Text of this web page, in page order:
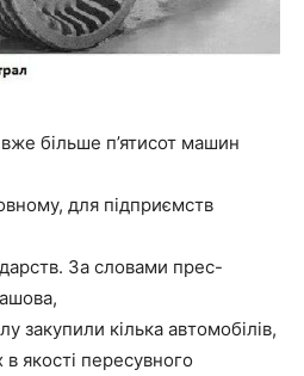
більше п’ятисот машин
для підприємств
За словами прес-
закупили кілька автомобілів,
якості пересувного